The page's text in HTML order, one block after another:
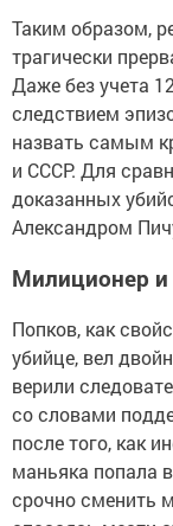
Таким образом,
трагически
Даже без учета
следствием
назвать самым
и СССР. Для
доказанных
Александром
Милиционер
Попков, как
убийце, вел
верили
со словами
после того, как
маньяка попала
срочно сменить